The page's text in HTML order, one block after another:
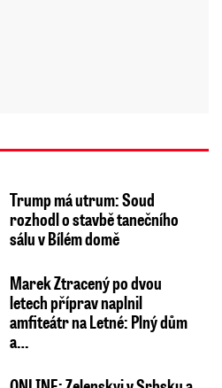
Trump má utrum: Soud
rozhodl o stavbě tanečního
sálu v Bílém domě
Marek Ztracený po dvou
letech příprav naplnil
amfiteátr na Letné: Plný dům
a…